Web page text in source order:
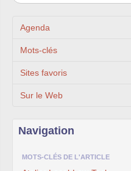
Agenda
Mots-clés
Sites favoris
Sur le Web
Navigation
MOTS-CLÉS DE L'ARTICLE